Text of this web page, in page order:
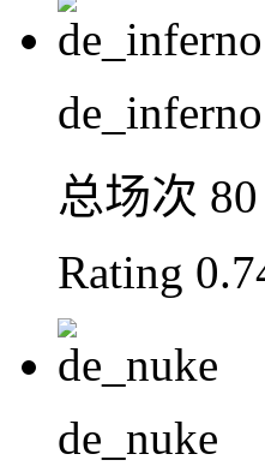
de_inferno
总场次
Rating
de_nuke